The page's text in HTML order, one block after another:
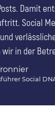
Damit
Social
in der
Social